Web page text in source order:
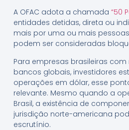
A OFAC adota a chamada “50
entidades detidas, direta ou
mais por uma ou mais
podem ser consideradas
Para empresas brasileiras
bancos globais, investidores
operações em dólar, esse
relevante. Mesmo quando a
Brasil, a existência de
jurisdição norte-americana
escrutínio.